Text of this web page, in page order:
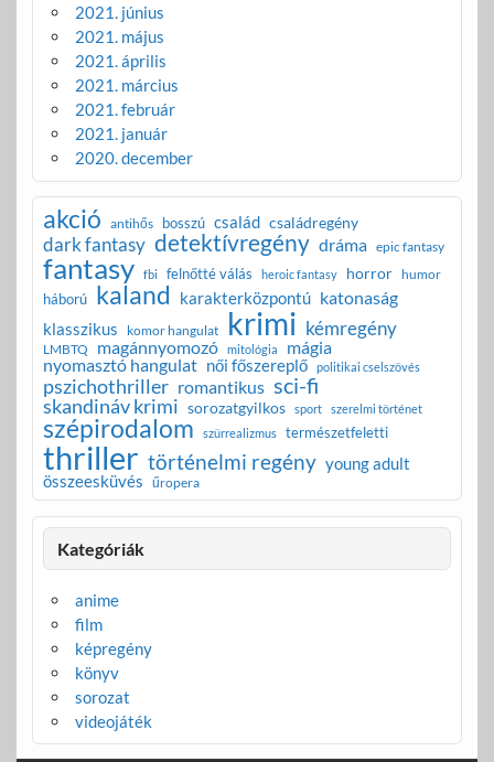
2021. június
2021. május
2021. április
2021. március
2021. február
2021. január
2020. december
akció antihős bosszú család családregény
dark fantasy detektívregény dráma epic fantasy
fantasy fbi felnőtté válás heroic fantasy horror humor
háború kaland karakterközpontú katonaság
klasszikus komor hangulat krimi kémregény
LMBTQ magánnyomozó mitológia mágia
nyomasztó hangulat női főszereplő politikai cselszövés
pszichothriller romantikus sci-fi
skandináv krimi sorozatgyilkos sport szerelmi történet
szépirodalom szürrealizmus természetfeletti
thriller történelmi regény young adult
összeesküvés űropera
Kategóriák
anime
film
képregény
könyv
sorozat
videojáték